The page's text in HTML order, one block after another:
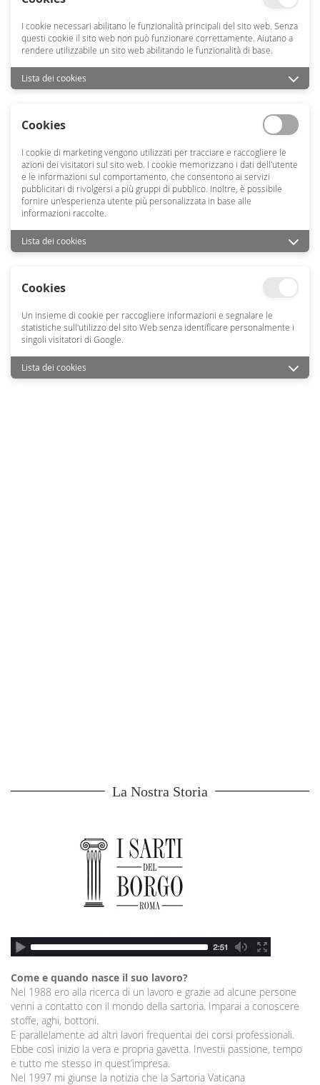
I cookie necessari abilitano le funzionalità principali del sito web. Senza
questi cookie il sito web non può funzionare correttamente. Aiutano a
rendere utilizzabile un sito web abilitando le funzionalità di base.
Lista dei cookies
Cookies
I cookie di marketing vengono utilizzati per tracciare e raccogliere le
azioni dei visitatori sul sito web. I cookie memorizzano i dati dell'utente
e le informazioni sul comportamento, che consentono ai servizi
pubblicitari di rivolgersi a più gruppi di pubblico. Inoltre, è possibile
fornire un'esperienza utente più personalizzata in base alle
informazioni raccolte.
Lista dei cookies
Cookies
Un insieme di cookie per raccogliere informazioni e segnalare le
statistiche sull'utilizzo del sito Web senza identificare personalmente i
singoli visitatori di Google.
Lista dei cookies
La Nostra Storia
Come e quando nasce il suo lavoro?
Nel 1988 ero alla ricerca di un lavoro e grazie ad alcune persone
venni a contatto con il mondo della sartoria. Imparai a conoscere
stoffe, aghi, bottoni.
E parallelamente ad altri lavori frequentai dei corsi professionali.
Ebbe così inizio la vera e propria gavetta. Investii passione, tempo
e tutto me stesso in quest’impresa.
Nel 1997 mi giunse la notizia che la Sartoria Vaticana